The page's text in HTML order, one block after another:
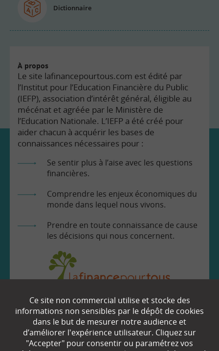
Dictionnaire
À propos
Le site lafinancepourtous.com est édité par
l’Institut pour l’Education Financière du Public
(IEFP), association d’intérêt général, éligible au
mécénat et agréée par le Ministère de
l’Education Nationale. L’IEFP a été créé pour
aider chacun à acquérir les bases de
connaissances nécessaires pour :
Se sentir plus à l’aise avec les questions
financières.
Comprendre les enjeux économiques du
monde dans lequel nous vivons.
Prendre en toute connaissance de cause
les décisions qui nous concernent.
EN SAVOIR
Qui sommes-nous ?
Ce site non commercial utilise et stocke des
informations non sensibles par le dépôt de cookies
dans le but de mesurer notre audience et
d’améliorer l'expérience utilisateur. Cliquez sur
"Accepter" pour consentir ou paramétrez vos